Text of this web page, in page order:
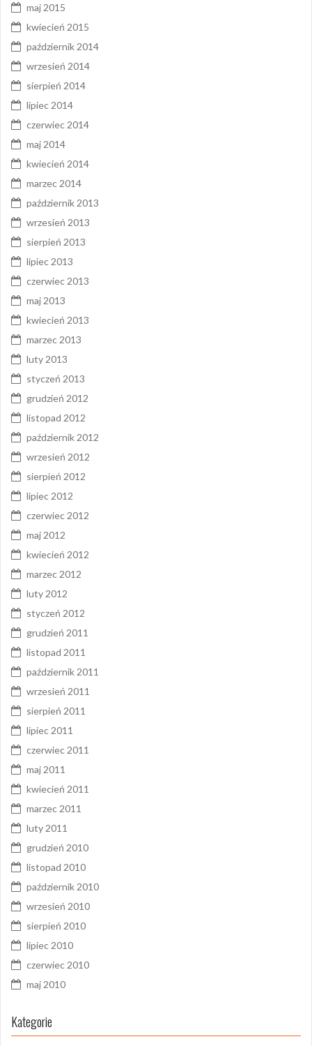
maj 2015
kwiecień 2015
październik 2014
wrzesień 2014
sierpień 2014
lipiec 2014
czerwiec 2014
maj 2014
kwiecień 2014
marzec 2014
październik 2013
wrzesień 2013
sierpień 2013
lipiec 2013
czerwiec 2013
maj 2013
kwiecień 2013
marzec 2013
luty 2013
styczeń 2013
grudzień 2012
listopad 2012
październik 2012
wrzesień 2012
sierpień 2012
lipiec 2012
czerwiec 2012
maj 2012
kwiecień 2012
marzec 2012
luty 2012
styczeń 2012
grudzień 2011
listopad 2011
październik 2011
wrzesień 2011
sierpień 2011
lipiec 2011
czerwiec 2011
maj 2011
kwiecień 2011
marzec 2011
luty 2011
grudzień 2010
listopad 2010
październik 2010
wrzesień 2010
sierpień 2010
lipiec 2010
czerwiec 2010
maj 2010
Kategorie